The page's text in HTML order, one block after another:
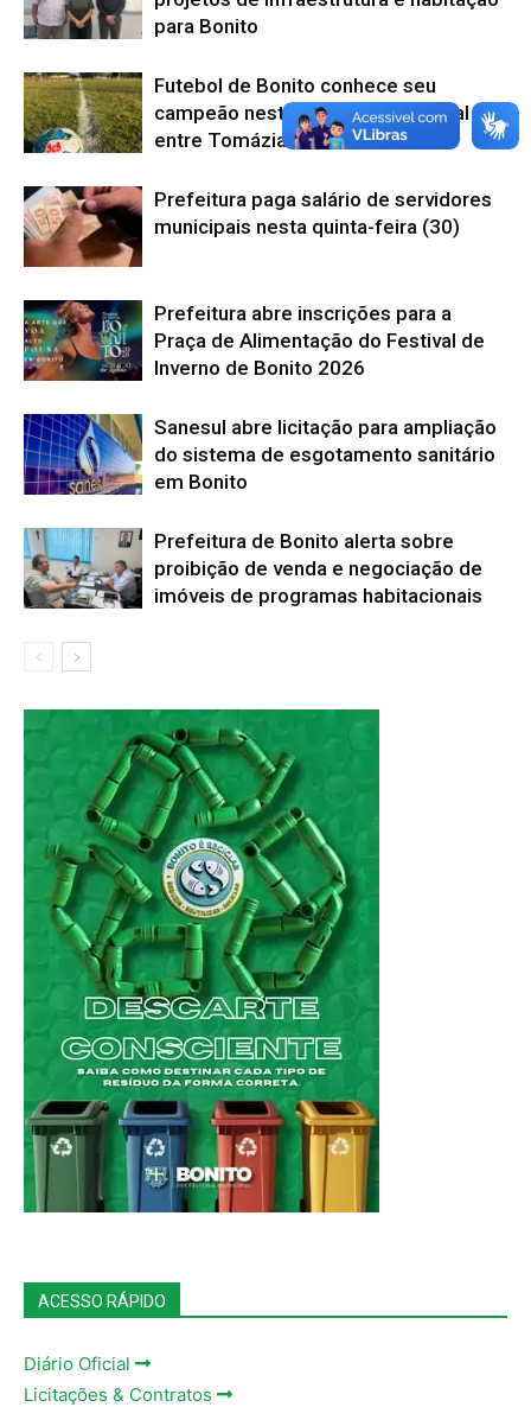
para Bonito
Futebol de Bonito conhece seu
campeão neste domingo com final
entre Tomázia e Gol Bonito
Prefeitura paga salário de servidores
municipais nesta quinta-feira (30)
Prefeitura abre inscrições para a
Praça de Alimentação do Festival de
Inverno de Bonito 2026
Sanesul abre licitação para ampliação
do sistema de esgotamento sanitário
em Bonito
Prefeitura de Bonito alerta sobre
proibição de venda e negociação de
imóveis de programas habitacionais
ACESSO RÁPIDO
Diário Oficial
Licitações & Contratos